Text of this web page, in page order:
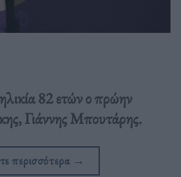
82 ετών ο πρώην
Γιάννης Μπουτάρης.
περισσότερα →